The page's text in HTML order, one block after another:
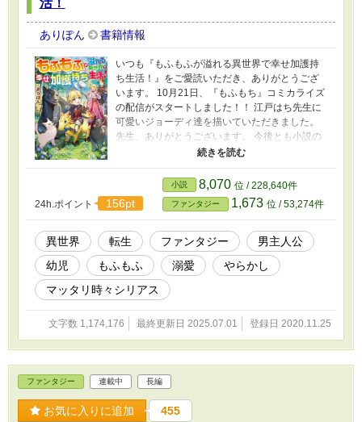
ありぽん 書籍情報
いつも『もふもふが溢れる異世界で幸せ加護持
ち生活！』をご愛読いただき、ありがとうござ
います。 10月21日、『もふもち』コミカライズ
の配信がスタートしました！！ 江戸はち先生に
可愛いジョーディ達を描いていただきました。
先生、ありがとうございます。 今後とも小説の
ジョーディ達、そしてコミカライズのジョーデ
＊＊＊＊＊＊＊＊＊ 小学３年生の
如月啓太は、病気により小学校に通えないま
ま、病院で息を引き取った。 次に気が付いたと
き、啓太の前に女神さま現れて、啓太自身の話
を聞くことに。 そして啓太は別の世界の、マカ
リスター侯爵家次男、ジョーディ・マカリスタ
ーとして転生することが決まる。 すくすくそだ
った啓太改めジョーディは１歳に。 そしてジョ
ーディには友達がいっぱい。でも友達は友達で
も、人間の友達ではありません。 ダークウルフ
の子供にホワイトキャットの子供に。何故か魔
獣の友達だらけ。 そんなジョーディの毎日は、
父(ラディス)母(ルリエット)長男(マイケル)、そ
してお友達魔獣達と一緒に、騒がしくも楽しく
過ぎていきます。
24h.ポイント 156pt
小説 8,070 位 / 228,640件
ファンタジー 1,673 位 / 53,274件
異世界 転生 ファンタジー
男主人公
幼児
もふもふ 溺愛
やらかし
マッタリ時々シリアス
文字数 1,174,176 最終更新日 2025.07.01 登録日 2020.11.25
ファンタジー 連載中 長編
お気に入りに追加 455